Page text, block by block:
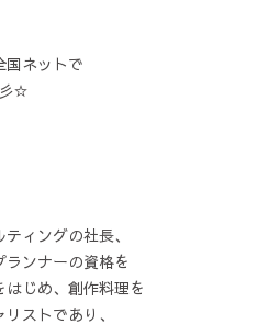
国ネットで
☆
ィングの社長、
ンナーの資格を
じめ、創作料理を
ストであり、